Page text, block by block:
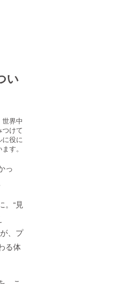
い
界中
けて
に役に
す。
っ
。“見
、プ
る体